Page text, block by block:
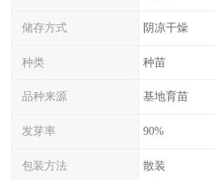
储存方式 阴凉干燥
种类 种苗
品种来源 基地育苗
发芽率 90%
包装方法 散装